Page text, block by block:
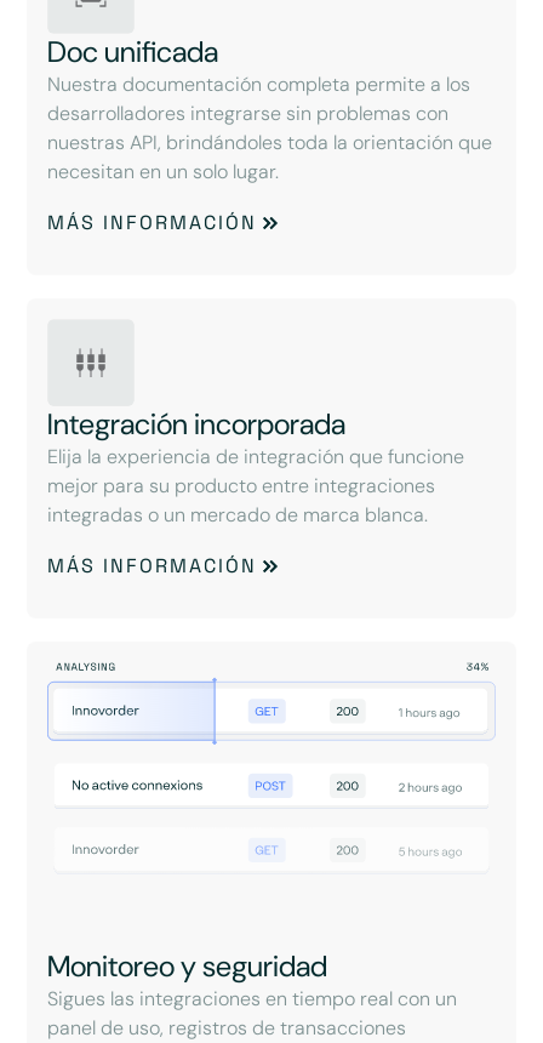
Doc unificada
Nuestra documentación completa permite a los
desarrolladores integrarse sin problemas con
nuestras API, brindándoles toda la orientación que
necesitan en un solo lugar.
MÁS INFORMACIÓN
Integración incorporada
Elija la experiencia de integración que funcione
mejor para su producto entre integraciones
integradas o un mercado de marca blanca.
MÁS INFORMACIÓN
Monitoreo y seguridad
Sigues las integraciones en tiempo real con un
panel de uso, registros de transacciones